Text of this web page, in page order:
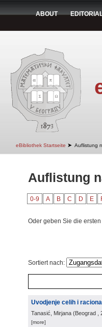
ABOUT
eBibliothek Startseite ➤ Auflistung
Auflistung
0-9 A B C D E
Oder geben Sie die
Sortiert nach:
Uvodjenje celih i
Tanasić, Mirjana (Beograd
[more]